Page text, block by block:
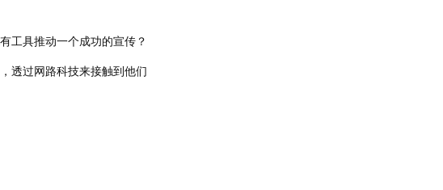
工具推动一个成功的宣传？
透过网路科技来接触到他们